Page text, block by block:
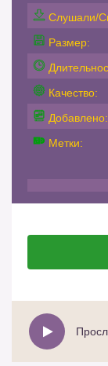
Слушали/
Размер:
Качество:
Добавлено:
Метки: